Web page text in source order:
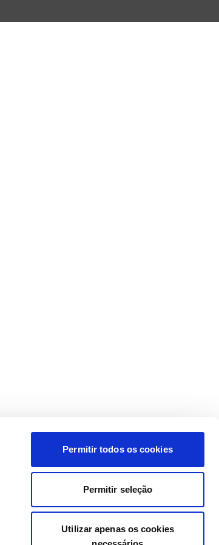
Permitir todos os cookies
Permitir seleção
Utilizar apenas os cookies